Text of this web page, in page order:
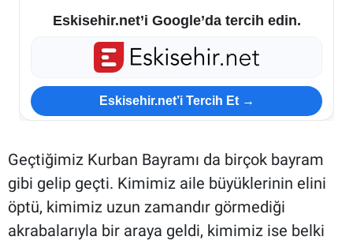
Eskisehir.net’i Google’da tercih edin.
Eskisehir.net’i Tercih Et →
Geçtiğimiz Kurban Bayramı da birçok bayram
gibi gelip geçti. Kimimiz aile büyüklerinin elini
öptü, kimimiz uzun zamandır görmediği
akrabalarıyla bir araya geldi, kimimiz ise belki
ESKİŞEHİR NÖBETÇİ ECZANELER
Eskişehir Haber İçerikleri
Eskişehir Hava Durumu
Eskişehir Tramvay Saatleri
Eskişehir Otobüs Saatleri